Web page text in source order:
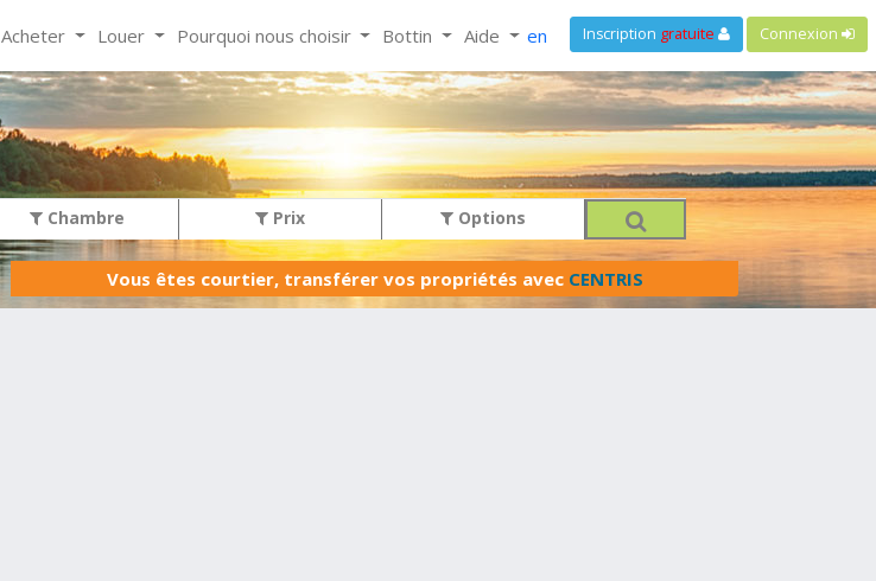
Acheter Louer Pourquoi nous choisir Bottin Aide en Inscription gratuite Connexion
Chambre
Prix Options
Vous êtes courtier, transférer vos propriétés avec CENTRIS